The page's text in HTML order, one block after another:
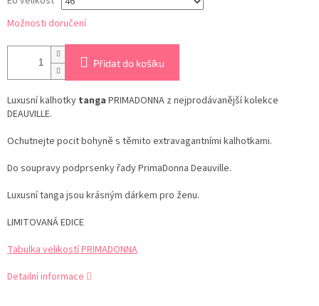
Možnosti doručení
Přidat do košíku
Luxusní kalhotky tanga PRIMADONNA z nejprodávanější kolekce
DEAUVILLE.
Ochutnejte pocit bohyně s těmito extravagantními kalhotkami.
Do soupravy podprsenky řady PrimaDonna Deauville.
Luxusní tanga jsou krásným dárkem pro ženu.
LIMITOVANÁ EDICE
Tabulka velikostí PRIMADONNA
Detailní informace